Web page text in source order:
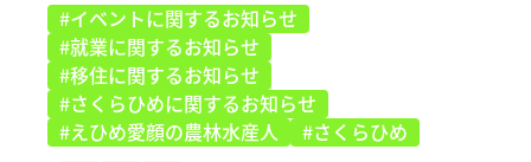
#イベントに関するお知らせ
#就業に関するお知らせ
#移住に関するお知らせ
#さくらひめに関するお知らせ
#えひめ愛顔の農林水産人
#さくらひめ